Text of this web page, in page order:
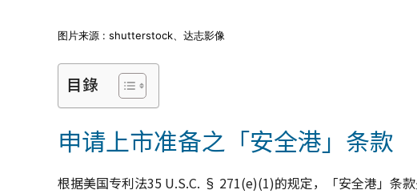
利
图片来源 : shutterstock、达志影像
目錄
申请上市准备之「安全港」条款
根据美国专利法35 U.S.C. § 271(e)(1)的规定，「安全港」条